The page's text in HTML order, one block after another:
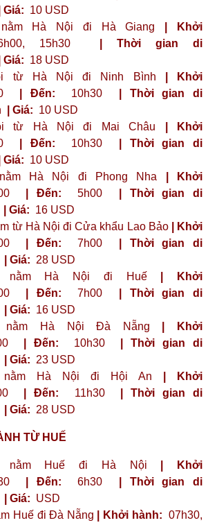
| Giá: 10 USD
Hà Nội đi Hà Giang
| Khởi
15h30
| Thời gian di
| Giá: 18 USD
từ Hà Nội đi Ninh Bình
| Khởi
| Đến: 10h30
| Thời gian di
| Giá: 10 USD
từ Hà Nội đi Mai Châu
| Khởi
| Đến: 10h30
| Thời gian di
| Giá: 10 USD
Hà Nội đi Phong Nha
| Khởi
| Đến: 5h00
| Thời gian di
| Giá: 16 USD
từ Hà Nội đi Cửa khẩu Lao Bảo
| Khởi
| Đến: 7h00
| Thời gian di
| Giá: 28 USD
nằm Hà Nội đi Huế
| Khởi
| Đến: 7h00
| Thời gian di
| Giá: 16 USD
nằm Hà Nội Đà Nẵng
| Khởi
| Đến: 10h30
| Thời gian di
| Giá: 23 ​​USD
nằm Hà Nội đi Hội An
| Khởi
| Đến: 11h30
| Thời gian di
| Giá: 28 USD
TỪ HUẾ
nằm Huế đi Hà Nội
| Khởi
| Đến: 6h30
| Thời gian di
| Giá: USD
Huế đi Đà Nẵng
| Khởi hành: 07h30,